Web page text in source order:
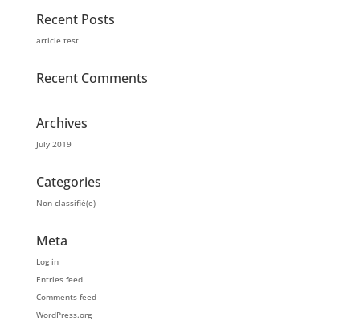
Recent Posts
article test
Recent Comments
Archives
July 2019
Categories
Non classifié(e)
Meta
Log in
Entries feed
Comments feed
WordPress.org